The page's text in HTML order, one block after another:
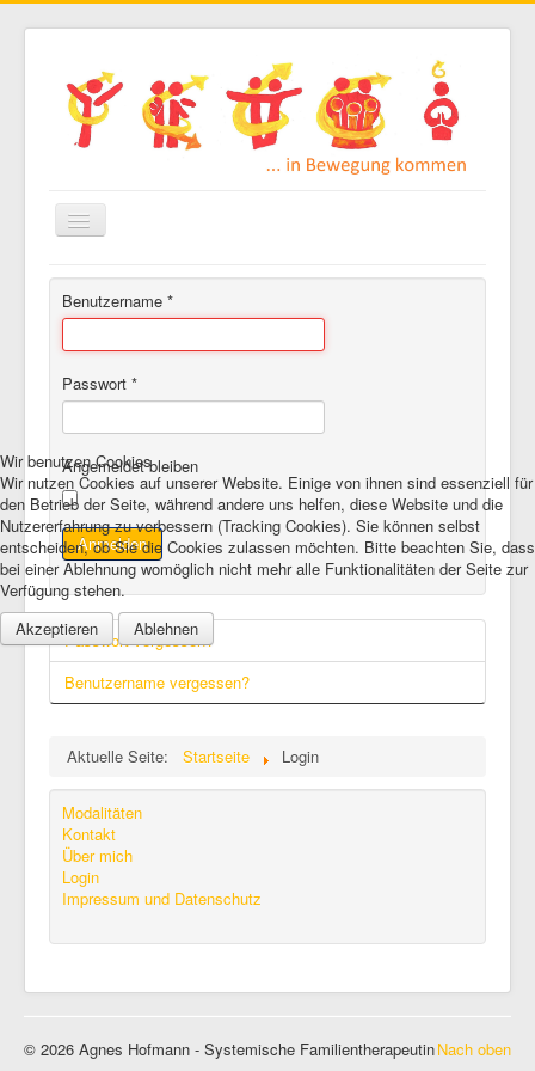
Navigation
Startseite
Paarberatung
Starke Eltern Starke Kinder
Benutzername *
Passwort *
Angemeldet bleiben
Anmelden
Passwort vergessen?
Benutzername vergessen?
Aktuelle Seite: Startseite Login
Modalitäten
Kontakt
Über mich
Login
Impressum und Datenschutz
Nach oben
© 2026 Agnes Hofmann - Systemische Familientherapeutin
Wir benutzen Cookies
Wir nutzen Cookies auf unserer Website. Einige von ihnen sind essenziell für
den Betrieb der Seite, während andere uns helfen, diese Website und die
Nutzererfahrung zu verbessern (Tracking Cookies). Sie können selbst
entscheiden, ob Sie die Cookies zulassen möchten. Bitte beachten Sie, dass
bei einer Ablehnung womöglich nicht mehr alle Funktionalitäten der Seite zur
Verfügung stehen.
Akzeptieren
Ablehnen